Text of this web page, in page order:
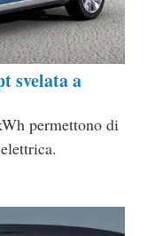
svelata a
permettono di